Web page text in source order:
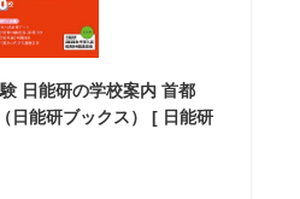
日能研の学校案内 首都
日能研ブックス） [ 日能研